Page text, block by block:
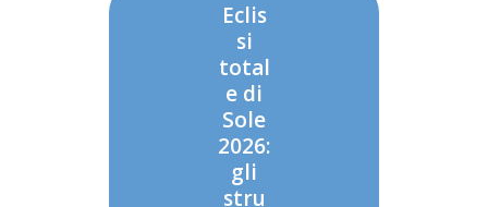
Eclis
si
total
e di
Sole
2026:
gli
stru